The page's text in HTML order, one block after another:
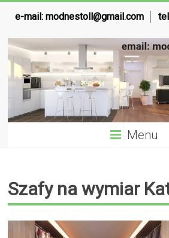
e-mail:modnestoll@gmail.com
Menu
Szafy na wymiar